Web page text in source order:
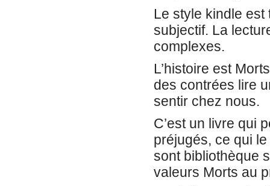
Le style kindle
subjectif. La
complexes.
L’histoire est
des contrées lire
sentir chez nous.
C’est un livre qui
préjugés, ce qui
sont bibliothèque
valeurs Morts au